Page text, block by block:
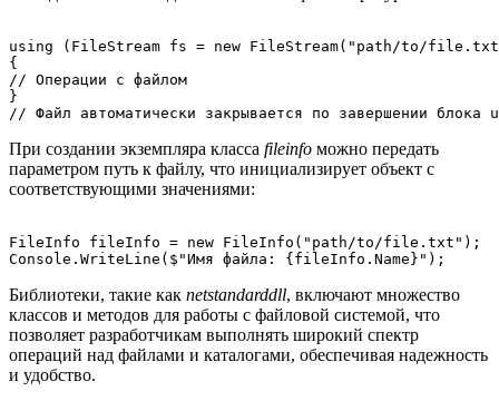
using (FileStream fs = new FileStream("path/to/
{
// Операции с файлом
}
При создании экземпляра класса fileinfo можно передать
параметром путь к файлу, что инициализирует объект с
соответствующими значениями:
FileInfo fileInfo = new FileInfo("path/to/file.txt");
Библиотеки, такие как netstandarddll, включают множество
классов и методов для работы с файловой системой, что
позволяет разработчикам выполнять широкий спектр
операций над файлами и каталогами, обеспечивая надежность
и удобство.